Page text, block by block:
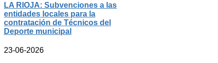
LA RIOJA: Subvenciones a las
entidades locales para la
contratación de Técnicos del
Deporte municipal
23-06-2026